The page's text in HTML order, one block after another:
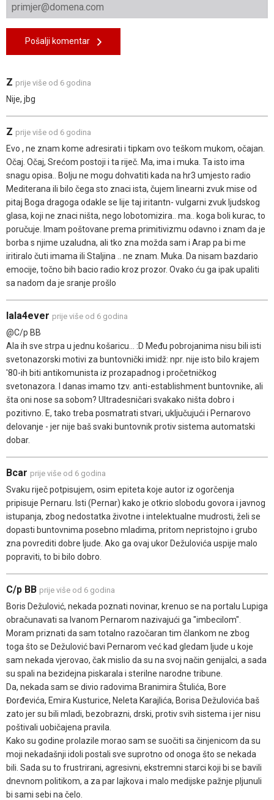
Pošalji komentar
Z prije više od 6 godina
Nije, jbg
Z prije više od 6 godina
Evo , ne znam kome adresirati i tipkam ovo teškom mukom, očajan.
Očaj. Očaj, Srećom postoji i ta riječ. Ma, ima i muka. Ta isto ima
snagu opisa.. Bolju ne mogu dohvatiti kada na hr3 umjesto radio
Mediterana ili bilo čega sto znaci ista, čujem linearni zvuk mise od
pitaj Boga dragoga odakle se lije taj iritantn- vulgarni zvuk ljudskog
glasa, koji ne znaci ništa, nego lobotomizira.. ma.. koga boli kurac, to
poručuje. Imam poštovane prema primitivizmu odavno i znam da je
borba s njime uzaludna, ali tko zna možda sam i Arap pa bi me
iritiralo čuti imama ili Staljina .. ne znam. Muka. Da nisam bazdario
emocije, točno bih bacio radio kroz prozor. Ovako ću ga ipak upaliti
sa nadom da je sranje prošlo
lala4ever prije više od 6 godina
@C/p BB
Ala ih sve strpa u jednu košaricu... :D Među pobrojanima nisu bili isti
svetonazorski motivi za buntovnički imidž: npr. nije isto bilo krajem
'80-ih biti antikomunista iz prozapadnog i pročetničkog
svetonazora. I danas imamo tzv. anti-establishment buntovnike, ali
šta oni nose sa sobom? Ultradesničari svakako ništa dobro i
pozitivno. E, tako treba posmatrati stvari, uključujući i Pernarovo
delovanje - jer nije baš svaki buntovnik protiv sistema automatski
dobar.
Bcar prije više od 6 godina
Svaku riječ potpisujem, osim epiteta koje autor iz ogorčenja
pripisuje Pernaru. Isti (Pernar) kako je otkrio slobodu govora i javnog
istupanja, zbog nedostatka životne i intelektualne mudrosti, želi se
dopasti buntovnima posebno mladima, pritom nepristojno i grubo
zna povrediti dobre ljude. Ako ga ovaj ukor Dežulovića uspije malo
popraviti, to bi bilo dobro.
C/p BB prije više od 6 godina
Boris Dežulović, nekada poznati novinar, krenuo se na portalu Lupiga
obračunavati sa Ivanom Pernarom nazivajući ga "imbecilom".
Moram priznati da sam totalno razočaran tim člankom ne zbog
toga što se Dežulović bavi Pernarom već kad gledam ljude u koje
sam nekada vjerovao, čak mislio da su na svoj način genijalci, a sada
su spali na bezidejna piskarala i sterilne narodne tribune.
Da, nekada sam se divio radovima Branimira Štulića, Bore
Đorđevića, Emira Kusturice, Neleta Karajlića, Borisa Dežulovića baš
zato jer su bili mladi, bezobrazni, drski, protiv svih sistema i jer nisu
poštivali uobičajena pravila.
Kako su godine prolazile morao sam se suočiti sa činjenicom da su
moji nekadašnji idoli postali sve suprotno od onoga što se nekada
bili. Sada su to frustrirani, agresivni, ekstremni starci koji bi se bavili
dnevnom politikom, a za par lajkova i malo medijske pažnje pljunuli
bi sami sebi na čelo.